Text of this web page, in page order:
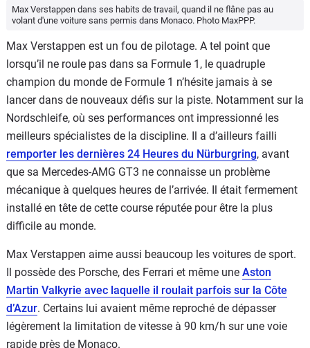
Max Verstappen dans ses habits de travail, quand il ne flâne pas au
volant d'une voiture sans permis dans Monaco. Photo MaxPPP.
Max Verstappen est un fou de pilotage. A tel point que
lorsqu’il ne roule pas dans sa Formule 1, le quadruple
champion du monde de Formule 1 n’hésite jamais à se
lancer dans de nouveaux défis sur la piste. Notamment sur la
Nordschleife, où ses performances ont impressionné les
meilleurs spécialistes de la discipline. Il a d’ailleurs failli
remporter les dernières 24 Heures du Nürburgring, avant
que sa Mercedes-AMG GT3 ne connaisse un problème
mécanique à quelques heures de l’arrivée. Il était fermement
installé en tête de cette course réputée pour être la plus
difficile au monde.
Max Verstappen aime aussi beaucoup les voitures de sport.
Il possède des Porsche, des Ferrari et même une Aston
Martin Valkyrie avec laquelle il roulait parfois sur la Côte
d’Azur. Certains lui avaient même reproché de dépasser
légèrement la limitation de vitesse à 90 km/h sur une voie
rapide près de Monaco.